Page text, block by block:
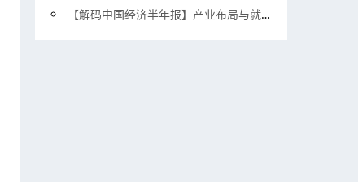
【解码中国经济半年报】产业布局与就业扩容同频共振